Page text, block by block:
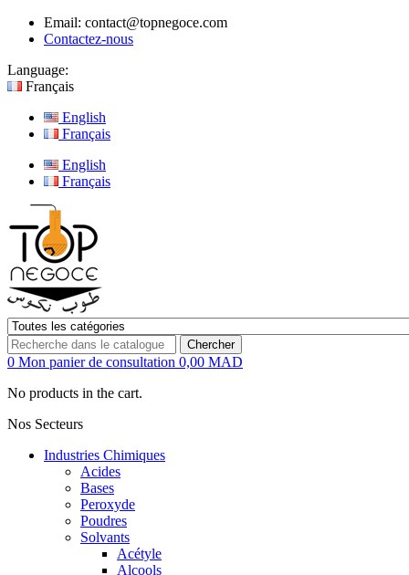
Email: contact@topnegoce.com
Contactez-nous
Language:
Français
English
Français
English
Français
Chercher
0 Mon panier de consultation 0,00 MAD
No products in the cart.
Nos Secteurs
Industries Chimiques
Acides
Bases
Peroxyde
Poudres
Solvants
Acétyle
Alcools